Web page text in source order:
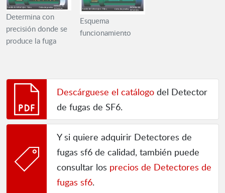
Determina con
precisión donde se
produce la fuga
Esquema
funcionamiento
Descárguese el catálogo del Detector
de fugas de SF6.
Y si quiere adquirir Detectores de
fugas sf6 de calidad, también puede
consultar los precios de Detectores de
fugas sf6.